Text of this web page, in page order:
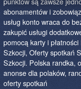
abonamentów i
usług konto wraca do
zakupić usługi
pomocą karty i
Szkocji, Oferty spotkań
Szkocji. Polska randka,
anonse dla polaków,
oferty spotkań